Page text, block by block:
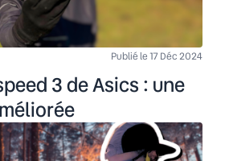
Publié le 17 Déc 2024
3 de Asics : une